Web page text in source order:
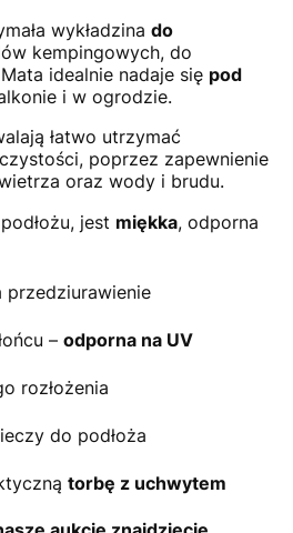
wykładzina do
kempingowych, do
idealnie nadaje się pod
i w ogrodzie.
łatwo utrzymać
poprzez zapewnienie
oraz wody i brudu.
jest miękka, odporna
– odporna na UV
rozłożenia
do podłoża
torbę z uchwytem